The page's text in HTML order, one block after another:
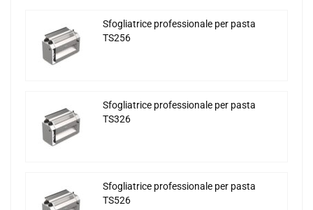
Sfogliatrice professionale per pasta
TS256
Sfogliatrice professionale per pasta
TS326
Sfogliatrice professionale per pasta
TS526